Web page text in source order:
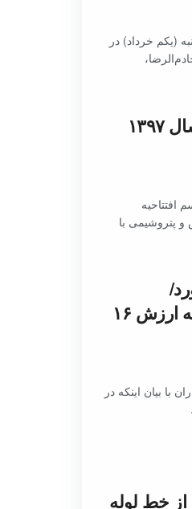
(یکم خرداد) در
بالاترین میزان صادرات نفت را از سال ۱۳۹۷
افتتاحیه
و پتروشیمی با
بهره‌برداری از پروژه‌های نیمه‌تمام به ارزش ۱۶
با بیان اینکه در
از خط لوله